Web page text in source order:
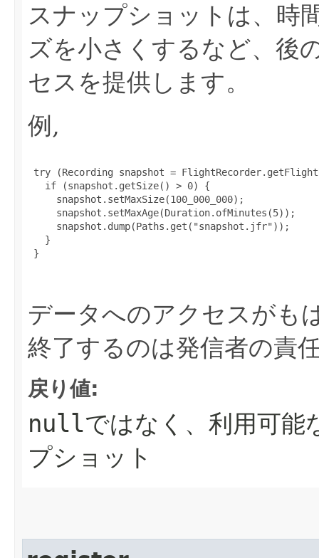
スナップショットは、時
ズを小さくするなど、後
セスを提供します。
例,
try (Recording snapshot =
   if (snapshot.getSize() > 0) {
     snapshot.setMaxSize(100_000_000);
     snapshot.setMaxAge(Duration.ofMinutes(5));
     snapshot.dump(Paths.get("snapshot.jfr"));
   }
}
データへのアクセスがも
終了するのは発信者の責
戻り値:
nullではなく、利用可能
プショット